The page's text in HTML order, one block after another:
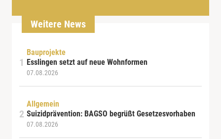
Weitere News
Bauprojekte
Esslingen setzt auf neue Wohnformen
07.08.2026
Allgemein
Suizidprävention: BAGSO begrüßt Gesetzesvorhaben
07.08.2026